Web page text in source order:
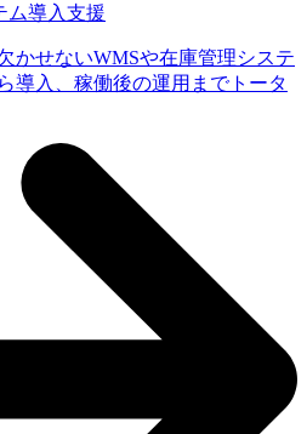
ム導入支援
かせないWMSや在庫管理システ
導入、稼働後の運用までトータ